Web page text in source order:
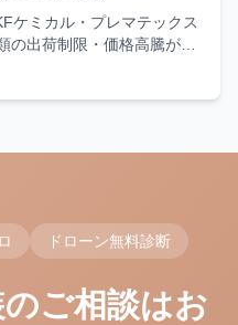
ケミカル・プレマテックス
出荷制限・価格高騰が通
についてお知らせしま
ドローン無料診断
ご相談はお